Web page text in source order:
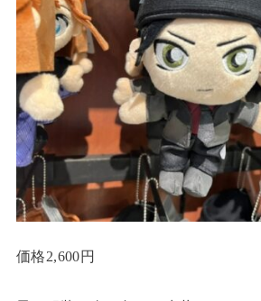
価格2,600円